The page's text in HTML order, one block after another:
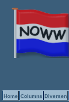
Home Columns Diversen